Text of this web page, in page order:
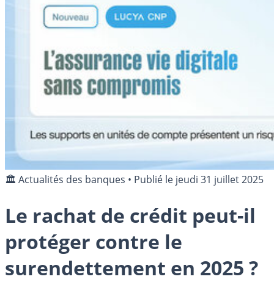
🏛️ Actualités des banques • Publié le jeudi 31 juillet 2025
Le rachat de crédit peut-il
protéger contre le
surendettement en 2025 ?